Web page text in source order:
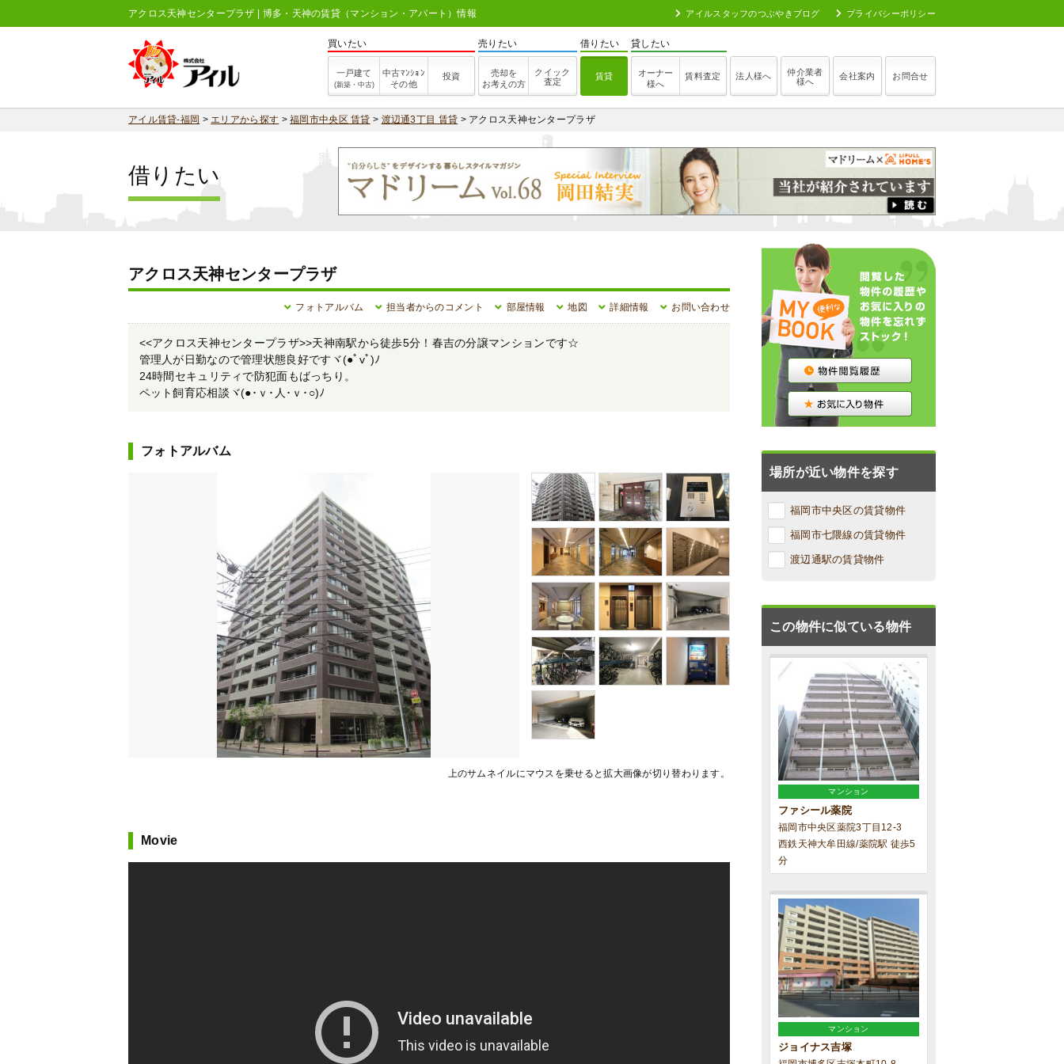
アクロス天神センタープラザ | 博多・天神の賃貸（マンション・アパート）情報 アイルスタッフのつぶやきブログ プライバシーポリシー
買いたい
一戸建て
(新築・中古)
中古ﾏﾝｼｮﾝ
その他
投資
売りたい
売却を
お考えの方
クイック
査定
借りたい
賃貸
貸したい
オーナー
様へ
賃料査定 法人様へ
仲介業者
様へ
会社案内 お問合せ
アイル賃貸-福岡 >エリアから探す >福岡市中央区 賃貸 > 渡辺通3丁目 賃貸 > アクロス天神センタープラザ
借りたい
アクロス天神センタープラザ
フォトアルバム 担当者からのコメント 部屋情報 地図 詳細情報 お問い合わせ
<<アクロス天神センタープラザ>>天神南駅から徒歩5分！春吉の分譲マンションです☆
管理人が日勤なので管理状態良好ですヾ(●ﾟvﾟ)ﾉ
24時間セキュリティで防犯面もばっちり。
ペット飼育応相談ヾ(●･ｖ･人･ｖ･○)ﾉ
フォトアルバム
上のサムネイルにマウスを乗せると拡大画像が切り替わります。
Movie
場所が近い物件を探す
福岡市中央区の賃貸物件
福岡市七隈線の賃貸物件
渡辺通駅の賃貸物件
この物件に似ている物件
マンション
ファシール薬院
福岡市中央区薬院3丁目12-3
西鉄天神大牟田線/薬院駅 徒歩5
分
マンション
ジョイナス吉塚